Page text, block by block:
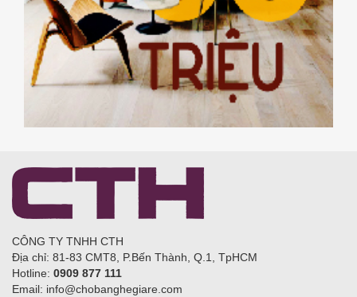
CÔNG TY TNHH CTH
Địa chỉ: 81-83 CMT8, P.Bến Thành, Q.1, TpHCM
Hotline: 0909 877 111
Email: info@chobanghegiare.com